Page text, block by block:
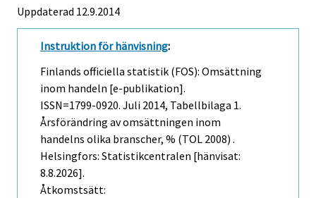
Uppdaterad 12.9.2014
Instruktion för hänvisning:
Finlands officiella statistik (FOS): Omsättning
inom handeln [e-publikation].
ISSN=1799-0920. Juli 2014, Tabellbilaga 1.
Årsförändring av omsättningen inom
handelns olika branscher, % (TOL 2008) .
Helsingfors: Statistikcentralen [hänvisat:
8.8.2026].
Åtkomstsätt: